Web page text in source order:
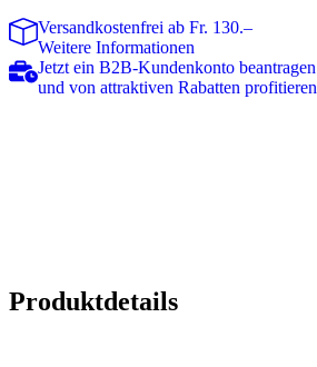
Versandkostenfrei ab Fr. 130.–
Weitere Informationen
Jetzt ein B2B-Kundenkonto beantragen
und von attraktiven Rabatten profitieren
Produktdetails